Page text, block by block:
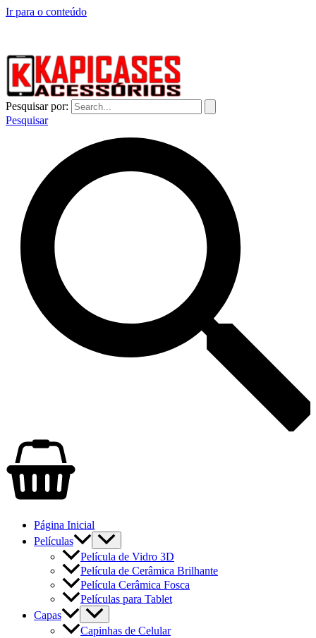
Ir para o conteúdo
Pesquisar por:
Pesquisar
Página Inicial
Películas
Película de Vidro 3D
Película de Cerâmica Brilhante
Película Cerâmica Fosca
Películas para Tablet
Capas
Capinhas de Celular